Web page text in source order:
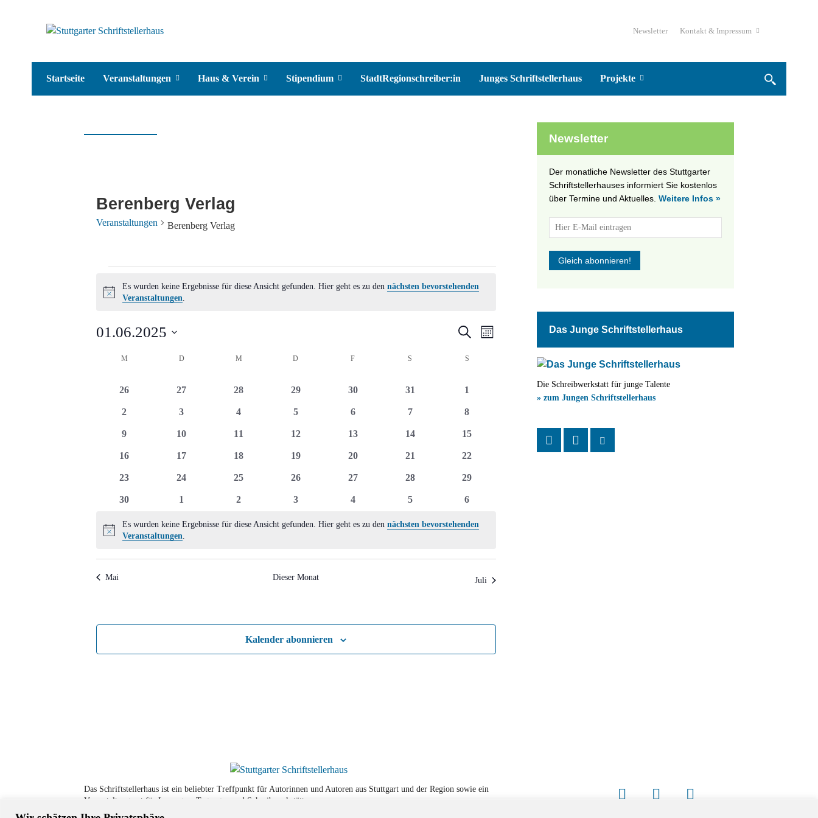
Newsletter Kontakt & Impressum
Startseite Veranstaltungen Haus & Verein Stipendium StadtRegionschreiber:in Junges Schriftstellerhaus Projekte
Berenberg Verlag
Veranstaltungen Berenberg Verlag
Hinweis
Es wurden keine Ergebnisse für diese Ansicht gefunden. Hier geht es zu den nächsten bevorstehenden
Veranstaltungen.
Veranstaltungen
Suche
Ansichten,
Navigation
SucheVeranstaltung
Ansichten-
Navigation
Monat
01.06.2025
Kalender
von
Veranstaltungen
M DDIENSTAG M D F S S
0
26
0
27
0
28
0
29
0
30
0
31
0
1
0
2
0
3
0
4
0
5
0
6
0
7
0
8
0
9
0
10
0
11
0
12
0
13
0
14
0
15
0
16
0
17
0
18
0
19
0
20
0
21
0
22
0
23
0
24
0
25
0
26
0
27
0
28
0
29
0
30
0
1
0
2
0
3
0
4
0
5
0
6
Hinweis
Es wurden keine Ergebnisse für diese Ansicht gefunden. Hier geht es zu den nächsten bevorstehenden
Veranstaltungen.
Mai Dieser Monat Juli
Kalender abonnieren
Newsletter
Der monatliche Newsletter des Stuttgarter
Schriftstellerhauses informiert Sie kostenlos
über Termine und Aktuelles. Weitere Infos »
Das Junge Schriftstellerhaus
Die Schreibwerkstatt für junge Talente
» zum Jungen Schriftstellerhaus
Das Schriftstellerhaus ist ein beliebter Treffpunkt für Autorinnen und Autoren aus Stuttgart und der Region sowie ein
Veranstaltungsort für Lesungen, Tagungen und Schreibwerkstätten.